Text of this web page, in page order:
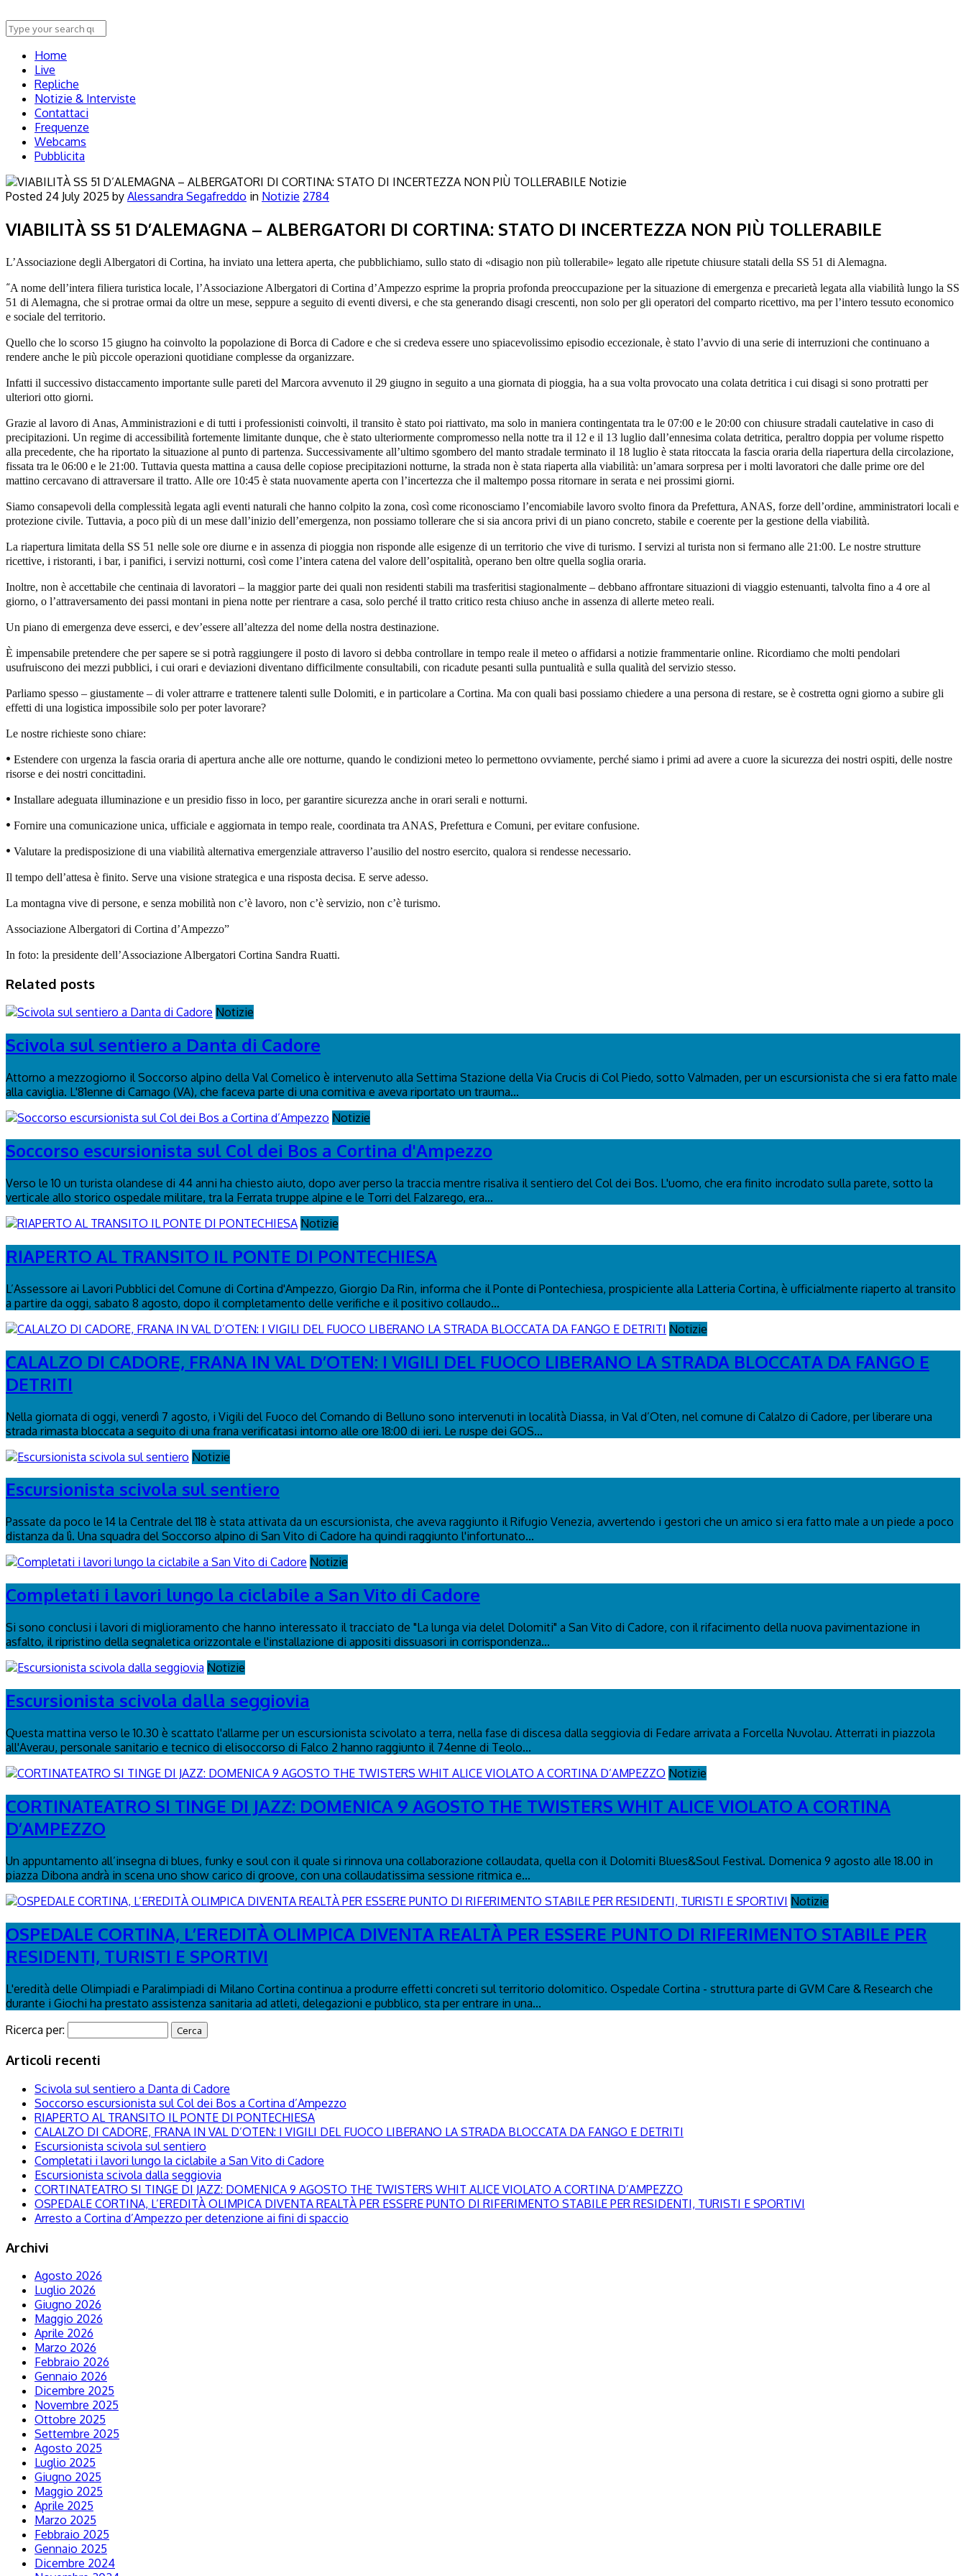
Home
Live
Repliche
Notizie & Interviste
Contattaci
Frequenze
Webcams
Pubblicita
Notizie
Posted 24 July 2025 by Alessandra Segafreddo in Notizie 2784
VIABILITÀ SS 51 D’ALEMAGNA – ALBERGATORI DI CORTINA: STATO DI INCERTEZZA NON PIÙ TOLLERABILE
L’Associazione degli Albergatori di Cortina, ha inviato una lettera aperta, che pubblichiamo, sullo stato di «disagio non più tollerabile» legato alle ripetute chiusure statali della SS 51 di Alemagna.
“A nome dell’intera filiera turistica locale, l’Associazione Albergatori di Cortina d’Ampezzo esprime la propria profonda preoccupazione per la situazione di emergenza e precarietà legata alla viabilità lungo la SS
51 di Alemagna, che si protrae ormai da oltre un mese, seppure a seguito di eventi diversi, e che sta generando disagi crescenti, non solo per gli operatori del comparto ricettivo, ma per l’intero tessuto economico
e sociale del territorio.
Quello che lo scorso 15 giugno ha coinvolto la popolazione di Borca di Cadore e che si credeva essere uno spiacevolissimo episodio eccezionale, è stato l’avvio di una serie di interruzioni che continuano a
rendere anche le più piccole operazioni quotidiane complesse da organizzare.
Infatti il successivo distaccamento importante sulle pareti del Marcora avvenuto il 29 giugno in seguito a una giornata di pioggia, ha a sua volta provocato una colata detritica i cui disagi si sono protratti per
ulteriori otto giorni.
Grazie al lavoro di Anas, Amministrazioni e di tutti i professionisti coinvolti, il transito è stato poi riattivato, ma solo in maniera contingentata tra le 07:00 e le 20:00 con chiusure stradali cautelative in caso di
precipitazioni. Un regime di accessibilità fortemente limitante dunque, che è stato ulteriormente compromesso nella notte tra il 12 e il 13 luglio dall’ennesima colata detritica, peraltro doppia per volume rispetto
alla precedente, che ha riportato la situazione al punto di partenza. Successivamente all’ultimo sgombero del manto stradale terminato il 18 luglio è stata ritoccata la fascia oraria della riapertura della circolazione,
fissata tra le 06:00 e le 21:00. Tuttavia questa mattina a causa delle copiose precipitazioni notturne, la strada non è stata riaperta alla viabilità: un’amara sorpresa per i molti lavoratori che dalle prime ore del
mattino cercavano di attraversare il tratto. Alle ore 10:45 è stata nuovamente aperta con l’incertezza che il maltempo possa ritornare in serata e nei prossimi giorni.
Siamo consapevoli della complessità legata agli eventi naturali che hanno colpito la zona, così come riconosciamo l’encomiabile lavoro svolto finora da Prefettura, ANAS, forze dell’ordine, amministratori locali e
protezione civile. Tuttavia, a poco più di un mese dall’inizio dell’emergenza, non possiamo tollerare che si sia ancora privi di un piano concreto, stabile e coerente per la gestione della viabilità.
La riapertura limitata della SS 51 nelle sole ore diurne e in assenza di pioggia non risponde alle esigenze di un territorio che vive di turismo. I servizi al turista non si fermano alle 21:00. Le nostre strutture
ricettive, i ristoranti, i bar, i panifici, i servizi notturni, così come l’intera catena del valore dell’ospitalità, operano ben oltre quella soglia oraria.
Inoltre, non è accettabile che centinaia di lavoratori – la maggior parte dei quali non residenti stabili ma trasferitisi stagionalmente – debbano affrontare situazioni di viaggio estenuanti, talvolta fino a 4 ore al
giorno, o l’attraversamento dei passi montani in piena notte per rientrare a casa, solo perché il tratto critico resta chiuso anche in assenza di allerte meteo reali.
Un piano di emergenza deve esserci, e dev’essere all’altezza del nome della nostra destinazione.
È impensabile pretendere che per sapere se si potrà raggiungere il posto di lavoro si debba controllare in tempo reale il meteo o affidarsi a notizie frammentarie online. Ricordiamo che molti pendolari
usufruiscono dei mezzi pubblici, i cui orari e deviazioni diventano difficilmente consultabili, con ricadute pesanti sulla puntualità e sulla qualità del servizio stesso.
Parliamo spesso – giustamente – di voler attrarre e trattenere talenti sulle Dolomiti, e in particolare a Cortina. Ma con quali basi possiamo chiedere a una persona di restare, se è costretta ogni giorno a subire gli
effetti di una logistica impossibile solo per poter lavorare?
Le nostre richieste sono chiare:
• Estendere con urgenza la fascia oraria di apertura anche alle ore notturne, quando le condizioni meteo lo permettono ovviamente, perché siamo i primi ad avere a cuore la sicurezza dei nostri ospiti, delle nostre
risorse e dei nostri concittadini.
• Installare adeguata illuminazione e un presidio fisso in loco, per garantire sicurezza anche in orari serali e notturni.
• Fornire una comunicazione unica, ufficiale e aggiornata in tempo reale, coordinata tra ANAS, Prefettura e Comuni, per evitare confusione.
• Valutare la predisposizione di una viabilità alternativa emergenziale attraverso l’ausilio del nostro esercito, qualora si rendesse necessario.
Il tempo dell’attesa è finito. Serve una visione strategica e una risposta decisa. E serve adesso.
La montagna vive di persone, e senza mobilità non c’è lavoro, non c’è servizio, non c’è turismo.
Associazione Albergatori di Cortina d’Ampezzo”
In foto: la presidente dell’Associazione Albergatori Cortina Sandra Ruatti.
Related posts
Notizie
Scivola sul sentiero a Danta di Cadore
Attorno a mezzogiorno il Soccorso alpino della Val Comelico è intervenuto alla Settima Stazione della Via Crucis di Col Piedo, sotto Valmaden, per un escursionista che si era fatto male
alla caviglia. L'81enne di Carnago (VA), che faceva parte di una comitiva e aveva riportato un trauma...
Notizie
Soccorso escursionista sul Col dei Bos a Cortina d'Ampezzo
Verso le 10 un turista olandese di 44 anni ha chiesto aiuto, dopo aver perso la traccia mentre risaliva il sentiero del Col dei Bos. L'uomo, che era finito incrodato sulla parete, sotto la
verticale allo storico ospedale militare, tra la Ferrata truppe alpine e le Torri del Falzarego, era...
Notizie
RIAPERTO AL TRANSITO IL PONTE DI PONTECHIESA
L’Assessore ai Lavori Pubblici del Comune di Cortina d'Ampezzo, Giorgio Da Rin, informa che il Ponte di Pontechiesa, prospiciente alla Latteria Cortina, è ufficialmente riaperto al transito
a partire da oggi, sabato 8 agosto, dopo il completamento delle verifiche e il positivo collaudo...
Notizie
CALALZO DI CADORE, FRANA IN VAL D’OTEN: I VIGILI DEL FUOCO LIBERANO LA STRADA BLOCCATA DA FANGO E
DETRITI
Nella giornata di oggi, venerdì 7 agosto, i Vigili del Fuoco del Comando di Belluno sono intervenuti in località Diassa, in Val d’Oten, nel comune di Calalzo di Cadore, per liberare una
strada rimasta bloccata a seguito di una frana verificatasi intorno alle ore 18:00 di ieri. Le ruspe dei GOS...
Notizie
Escursionista scivola sul sentiero
Passate da poco le 14 la Centrale del 118 è stata attivata da un escursionista, che aveva raggiunto il Rifugio Venezia, avvertendo i gestori che un amico si era fatto male a un piede a poco
distanza da lì. Una squadra del Soccorso alpino di San Vito di Cadore ha quindi raggiunto l'infortunato...
Notizie
Completati i lavori lungo la ciclabile a San Vito di Cadore
Si sono conclusi i lavori di miglioramento che hanno interessato il tracciato de "La lunga via delel Dolomiti" a San Vito di Cadore, con il rifacimento della nuova pavimentazione in
asfalto, il ripristino della segnaletica orizzontale e l'installazione di appositi dissuasori in corrispondenza...
Notizie
Escursionista scivola dalla seggiovia
Questa mattina verso le 10.30 è scattato l'allarme per un escursionista scivolato a terra, nella fase di discesa dalla seggiovia di Fedare arrivata a Forcella Nuvolau. Atterrati in piazzola
all'Averau, personale sanitario e tecnico di elisoccorso di Falco 2 hanno raggiunto il 74enne di Teolo...
Notizie
CORTINATEATRO SI TINGE DI JAZZ: DOMENICA 9 AGOSTO THE TWISTERS WHIT ALICE VIOLATO A CORTINA
D’AMPEZZO
Un appuntamento all’insegna di blues, funky e soul con il quale si rinnova una collaborazione collaudata, quella con il Dolomiti Blues&Soul Festival. Domenica 9 agosto alle 18.00 in
piazza Dibona andrà in scena uno show carico di groove, con una collaudatissima sessione ritmica e...
Notizie
OSPEDALE CORTINA, L’EREDITÀ OLIMPICA DIVENTA REALTÀ PER ESSERE PUNTO DI RIFERIMENTO STABILE PER
RESIDENTI, TURISTI E SPORTIVI
L'eredità delle Olimpiadi e Paralimpiadi di Milano Cortina continua a produrre effetti concreti sul territorio dolomitico. Ospedale Cortina - struttura parte di GVM Care & Research che
durante i Giochi ha prestato assistenza sanitaria ad atleti, delegazioni e pubblico, sta per entrare in una...
Ricerca per:
Articoli recenti
Scivola sul sentiero a Danta di Cadore
Soccorso escursionista sul Col dei Bos a Cortina d’Ampezzo
RIAPERTO AL TRANSITO IL PONTE DI PONTECHIESA
CALALZO DI CADORE, FRANA IN VAL D’OTEN: I VIGILI DEL FUOCO LIBERANO LA STRADA BLOCCATA DA FANGO E DETRITI
Escursionista scivola sul sentiero
Completati i lavori lungo la ciclabile a San Vito di Cadore
Escursionista scivola dalla seggiovia
CORTINATEATRO SI TINGE DI JAZZ: DOMENICA 9 AGOSTO THE TWISTERS WHIT ALICE VIOLATO A CORTINA D’AMPEZZO
OSPEDALE CORTINA, L’EREDITÀ OLIMPICA DIVENTA REALTÀ PER ESSERE PUNTO DI RIFERIMENTO STABILE PER RESIDENTI, TURISTI E SPORTIVI
Arresto a Cortina d’Ampezzo per detenzione ai fini di spaccio
Archivi
Agosto 2026
Luglio 2026
Giugno 2026
Maggio 2026
Aprile 2026
Marzo 2026
Febbraio 2026
Gennaio 2026
Dicembre 2025
Novembre 2025
Ottobre 2025
Settembre 2025
Agosto 2025
Luglio 2025
Giugno 2025
Maggio 2025
Aprile 2025
Marzo 2025
Febbraio 2025
Gennaio 2025
Dicembre 2024